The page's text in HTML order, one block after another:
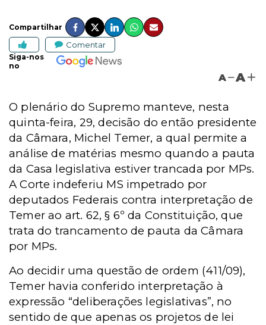
Compartilhar
Comentar
Siga-nos
no
A A
O plenário do Supremo manteve, nesta
quinta-feira, 29, decisão do então presidente
da Câmara, Michel Temer, a qual permite a
análise de matérias mesmo quando a pauta
da Casa legislativa estiver trancada por MPs.
A Corte indeferiu MS impetrado por
deputados Federais contra interpretação de
Temer ao art. 62, § 6º da Constituição, que
trata do trancamento de pauta da Câmara
por MPs.
Ao decidir uma questão de ordem (411/09),
Temer havia conferido interpretação à
expressão “deliberações legislativas”, no
sentido de que apenas os projetos de lei